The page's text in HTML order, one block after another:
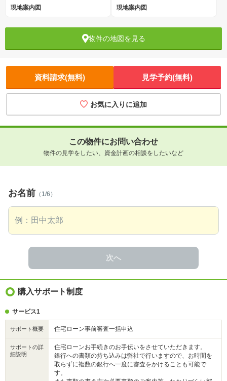
現地案内図 現地案内図
物件の地図を見る
資料請求(無料) 見学予約(無料)
お気に入りに追加
この物件にお問い合わせ
物件の見学をしたい、資金計画の相談をしたいなど
お名前 （1/6）
次へ
購入サポート制度
サービス1
サポート概要 住宅ローン事前審査一括申込
サポートの詳
細説明
住宅ローンお手続きのお手伝いをさせていただきます。
銀行への書類の持ち込みは弊社で行いますので、お時間を
取らずに複数の銀行へ一度に審査をかけることも可能で
す。